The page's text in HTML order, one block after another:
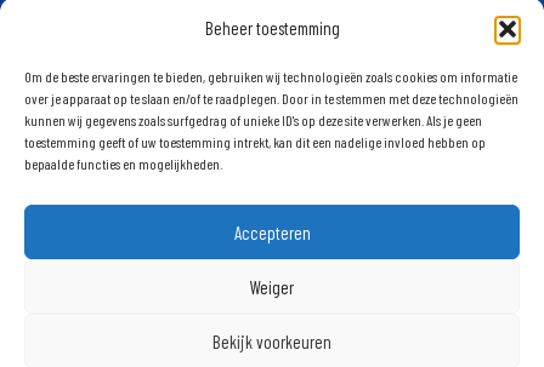
Beheer toestemming
Om de beste ervaringen te bieden, gebruiken wij technologieën zoals cookies om informatie
over je apparaat op te slaan en/of te raadplegen. Door in te stemmen met deze technologieën
kunnen wij gegevens zoals surfgedrag of unieke ID's op deze site verwerken. Als je geen
toestemming geeft of uw toestemming intrekt, kan dit een nadelige invloed hebben op
bepaalde functies en mogelijkheden.
Accepteren
Weiger
Bekijk voorkeuren
Volg ons
Schrijf u in voor onze nieuwsbrief